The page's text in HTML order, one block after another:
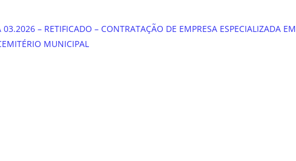
– RETIFICADO – CONTRATAÇÃO DE EMPRESA ESPECIALIZADA EM
MUNICIPAL